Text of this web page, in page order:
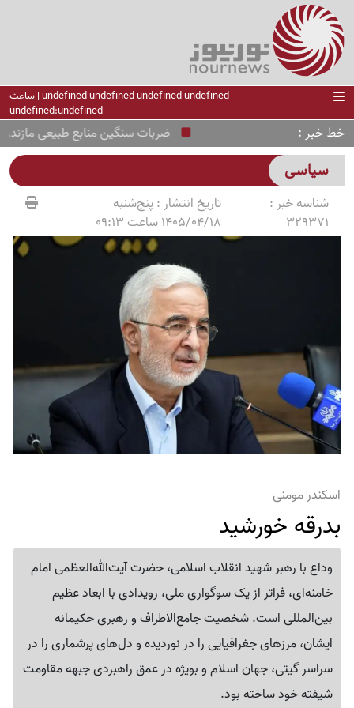
undefined undefined undefined undefined | ساعت
undefined:undefined
خط خبر ضربات سنگین منابع طبیعی مازندران
سیاسی
شناسه خبر :
329371
تاریخ انتشار :پنج‌شنبه
1405/04/18 ساعت 09:13
اسکندر مومنی
بدرقه خورشید
وداع با رهبر شهید انقلاب اسلامی، حضرت آیت‌الله‌العظمی امام
خامنه‌ای، فراتر از یک سوگواری ملی، رویدادی با ابعاد عظیم
بین‌المللی است. شخصیت جامع‌الاطراف و رهبری حکیمانه
ایشان، مرزهای جغرافیایی را در نوردیده و دل‌های پرشماری را در
سراسر گیتی، جهان اسلام و بویژه در عمق راهبردی جبهه مقاومت
شیفته خود ساخته بود.